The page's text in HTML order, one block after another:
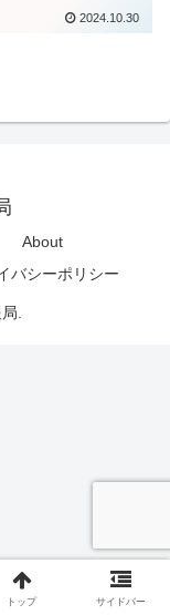
2024.10.30
About
バシーポリシー
.
トップ サイドバー